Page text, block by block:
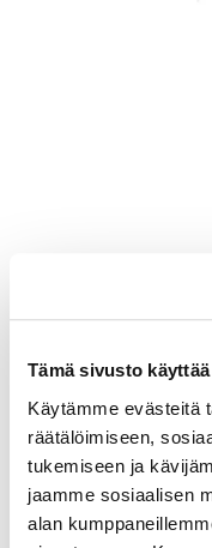
Tämä sivusto
Käytämme evästeitä
räätälöimiseen,
tukemiseen ja
jaamme sosiaalisen
alan
Kaivopihan Pantti
11.8.2026